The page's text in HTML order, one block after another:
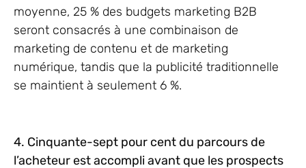
moyenne, 25 % des budgets marketing B2B
seront consacrés à une combinaison de
marketing de contenu et de marketing
numérique, tandis que la publicité traditionnelle
se maintient à seulement 6 %.
4. Cinquante-sept pour cent du parcours de
l’acheteur est accompli avant que les prospects